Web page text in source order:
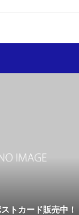
トカード販売中！